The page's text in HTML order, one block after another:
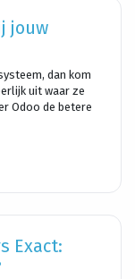
jouw
dan kom
uit waar ze
Odoo de betere
Exact: